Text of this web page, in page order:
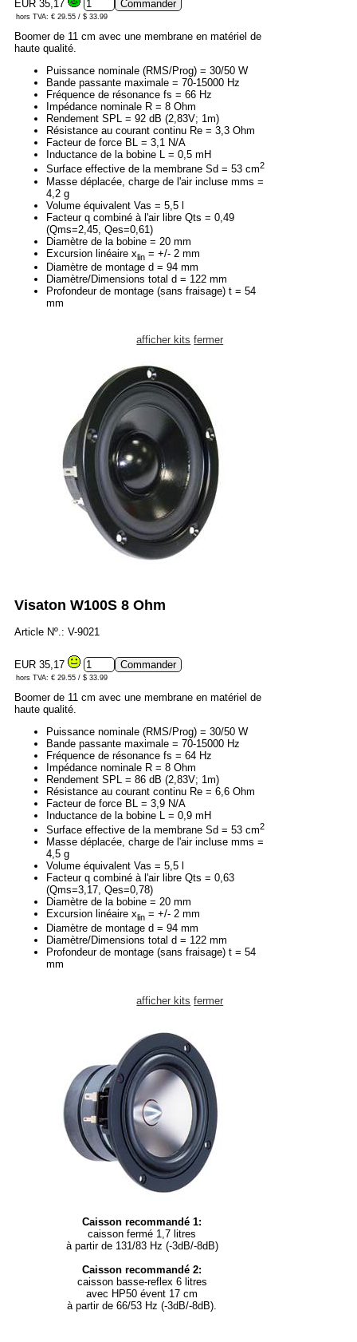
EUR 35,17
hors TVA: € 29.55 / $ 33.99
Boomer de 11 cm avec une membrane en matériel de
haute qualité.
Puissance nominale (RMS/Prog) = 30/50 W
Bande passante maximale = 70-15000 Hz
Fréquence de résonance fs = 66 Hz
Impédance nominale R = 8 Ohm
Rendement SPL = 92 dB (2,83V; 1m)
Résistance au courant continu Re = 3,3 Ohm
Facteur de force BL = 3,1 N/A
Inductance de la bobine L = 0,5 mH
Surface effective de la membrane Sd = 53 cm2
Masse déplacée, charge de l'air incluse mms =
4,2 g
Volume équivalent Vas = 5,5 l
Facteur q combiné à l'air libre Qts = 0,49
(Qms=2,45, Qes=0,61)
Diamètre de la bobine = 20 mm
Excursion linéaire xlin = +/- 2 mm
Diamètre de montage d = 94 mm
Diamètre/Dimensions total d = 122 mm
Profondeur de montage (sans fraisage) t = 54
mm
afficher kits fermer
Visaton W100S 8 Ohm
Article Nº.: V-9021
EUR 35,17
hors TVA: € 29.55 / $ 33.99
Boomer de 11 cm avec une membrane en matériel de
haute qualité.
Puissance nominale (RMS/Prog) = 30/50 W
Bande passante maximale = 70-15000 Hz
Fréquence de résonance fs = 64 Hz
Impédance nominale R = 8 Ohm
Rendement SPL = 86 dB (2,83V; 1m)
Résistance au courant continu Re = 6,6 Ohm
Facteur de force BL = 3,9 N/A
Inductance de la bobine L = 0,9 mH
Surface effective de la membrane Sd = 53 cm2
Masse déplacée, charge de l'air incluse mms =
4,5 g
Volume équivalent Vas = 5,5 l
Facteur q combiné à l'air libre Qts = 0,63
(Qms=3,17, Qes=0,78)
Diamètre de la bobine = 20 mm
Excursion linéaire xlin = +/- 2 mm
Diamètre de montage d = 94 mm
Diamètre/Dimensions total d = 122 mm
Profondeur de montage (sans fraisage) t = 54
mm
afficher kits fermer
Caisson recommandé 1:
caisson fermé 1,7 litres
à partir de 131/83 Hz (-3dB/-8dB)
Caisson recommandé 2:
caisson basse-reflex 6 litres
avec HP50 évent 17 cm
à partir de 66/53 Hz (-3dB/-8dB).